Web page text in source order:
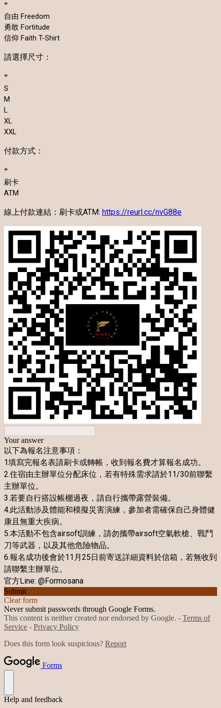
*
自由 Freedom
勇敢 Fortitude
信仰 Faith T-Shirt
請選擇尺寸：
*
S
M
L
XL
XXL
付款方式：
*
刷卡
ATM
線上付款連結：刷卡或ATM: https://reurl.cc/nvG88e
Your answer
以下為報名注意事項：
1填寫完報名表請刷卡或轉帳，收到報名費才算報名成功。
2.住宿由主辦單位分配床位，若有特殊需求請於11/30前聯繫
主辦單位。
3.若要自行搭設帳棚過夜，請自行攜帶露營裝備。
4.此活動涉及體能和模擬災害演練，參加者需確保自己身體健
康且無重大疾病。
5.本活動不包含airsoft訓練，請勿攜帶airsoft空氣軟槍、戰鬥
刀等武器，以及其他危險物品。
6.報名成功後會於11月25日前寄送詳細資料於信箱，若無收到
請聯繫主辦單位。
官方Line: @ Formosana
Submit
Clear form
Never submit passwords through Google Forms.
This content is neither created nor endorsed by Google. - Terms of
Service - Privacy Policy
Does this form look suspicious? Report
Forms
Help and feedback